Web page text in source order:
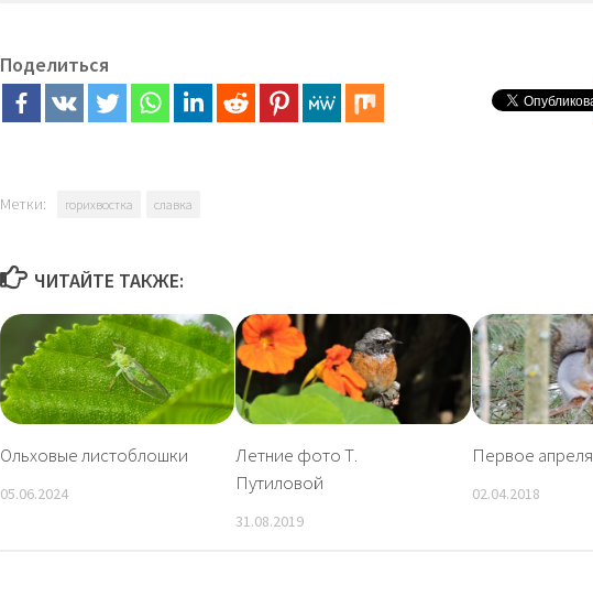
Поделиться
Метки: горихвостка славка
ЧИТАЙТЕ ТАКЖЕ:
Ольховые листоблошки
05.06.2024
Летние фото Т.
Путиловой
31.08.2019
Первое апреля
02.04.2018